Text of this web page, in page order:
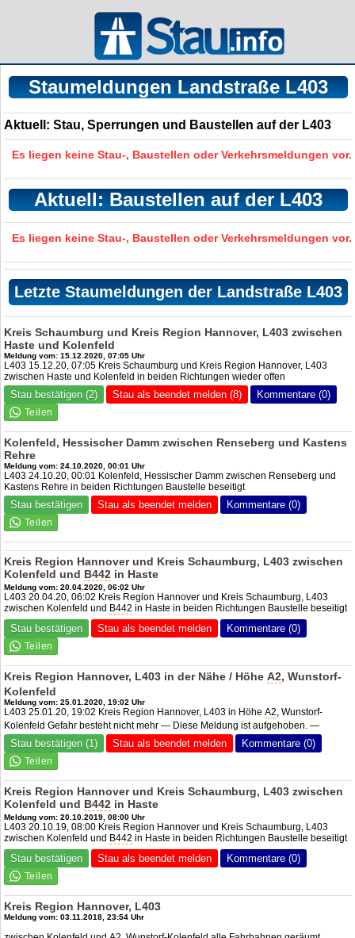
Staumeldungen Landstraße L403
Aktuell: Stau, Sperrungen und Baustellen auf der L403
Es liegen keine Stau-, Baustellen oder Verkehrsmeldungen vor.
Aktuell: Baustellen auf der L403
Es liegen keine Stau-, Baustellen oder Verkehrsmeldungen vor.
Letzte Staumeldungen der Landstraße L403
Kreis Schaumburg und Kreis Region Hannover, L403 zwischen
Haste und Kolenfeld
Meldung vom: 15.12.2020, 07:05 Uhr
L403 15.12.20, 07:05 Kreis Schaumburg und Kreis Region Hannover, L403
zwischen Haste und Kolenfeld in beiden Richtungen wieder offen
Stau bestätigen (2) Stau als beendet melden (8) Kommentare (0)
Kolenfeld, Hessischer Damm zwischen Renseberg und Kastens
Rehre
Meldung vom: 24.10.2020, 00:01 Uhr
L403 24.10.20, 00:01 Kolenfeld, Hessischer Damm zwischen Renseberg und
Kastens Rehre in beiden Richtungen Baustelle beseitigt
Stau bestätigen Stau als beendet melden Kommentare (0)
Kreis Region Hannover und Kreis Schaumburg, L403 zwischen
Kolenfeld und B442 in Haste
Meldung vom: 20.04.2020, 06:02 Uhr
L403 20.04.20, 06:02 Kreis Region Hannover und Kreis Schaumburg, L403
zwischen Kolenfeld und B442 in Haste in beiden Richtungen Baustelle beseitigt
Stau bestätigen Stau als beendet melden Kommentare (0)
Kreis Region Hannover, L403 in der Nähe / HöheA2, Wunstorf-
Kolenfeld
Meldung vom: 25.01.2020, 19:02 Uhr
L403 25.01.20, 19:02 Kreis Region Hannover, L403 in HöheA2, Wunstorf-
Kolenfeld Gefahr besteht nicht mehr — Diese Meldung ist aufgehoben. —
Stau bestätigen (1) Stau als beendet melden Kommentare (0)
Kreis Region Hannover und Kreis Schaumburg, L403 zwischen
Kolenfeld und B442 in Haste
Meldung vom: 20.10.2019, 08:00 Uhr
L403 20.10.19, 08:00 Kreis Region Hannover und Kreis Schaumburg, L403
zwischen Kolenfeld und B442 in Haste in beiden Richtungen Baustelle beseitigt
Stau bestätigen Stau als beendet melden Kommentare (0)
Kreis Region Hannover, L403
Meldung vom: 03.11.2018, 23:54 Uhr